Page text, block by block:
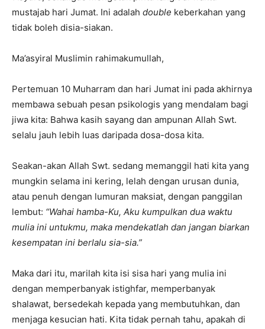
mustajab hari Jumat. Ini adalah double keberkahan yang
tidak boleh disia-siakan.
Ma’asyiral Muslimin rahimakumullah,
Pertemuan 10 Muharram dan hari Jumat ini pada akhirnya
membawa sebuah pesan psikologis yang mendalam bagi
jiwa kita: Bahwa kasih sayang dan ampunan Allah Swt.
selalu jauh lebih luas daripada dosa-dosa kita.
Seakan-akan Allah Swt. sedang memanggil hati kita yang
mungkin selama ini kering, lelah dengan urusan dunia,
atau penuh dengan lumuran maksiat, dengan panggilan
lembut: “Wahai hamba-Ku, Aku kumpulkan dua waktu
mulia ini untukmu, maka mendekatlah dan jangan biarkan
kesempatan ini berlalu sia-sia.”
Maka dari itu, marilah kita isi sisa hari yang mulia ini
dengan memperbanyak istighfar, memperbanyak
shalawat, bersedekah kepada yang membutuhkan, dan
menjaga kesucian hati. Kita tidak pernah tahu, apakah di